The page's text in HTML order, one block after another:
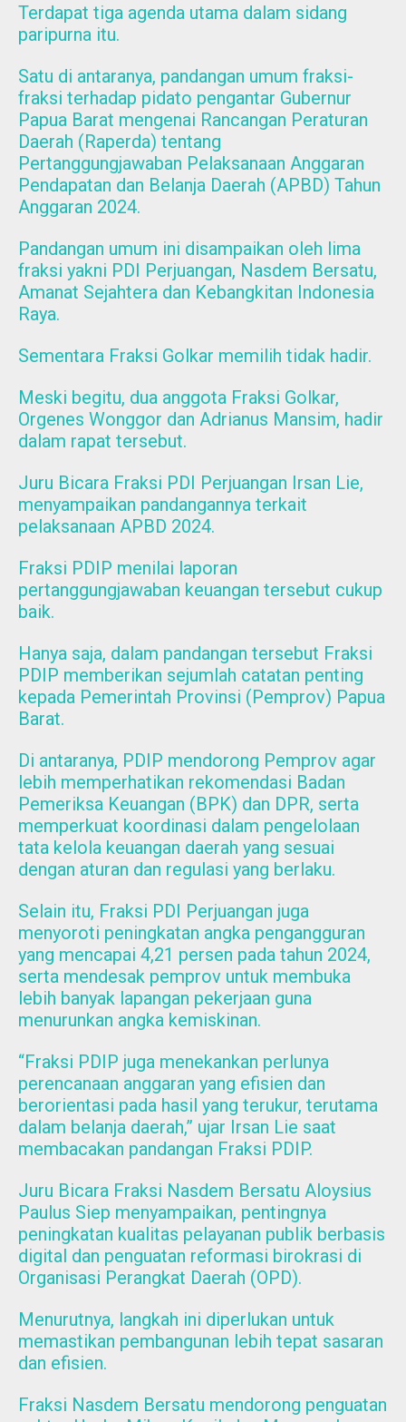
Terdapat tiga agenda utama dalam sidang
paripurna itu.
Satu di antaranya, pandangan umum fraksi-
fraksi terhadap pidato pengantar Gubernur
Papua Barat mengenai Rancangan Peraturan
Daerah (Raperda) tentang
Pertanggungjawaban Pelaksanaan Anggaran
Pendapatan dan Belanja Daerah (APBD) Tahun
Anggaran 2024.
Pandangan umum ini disampaikan oleh lima
fraksi yakni PDI Perjuangan, Nasdem Bersatu,
Amanat Sejahtera dan Kebangkitan Indonesia
Raya.
Sementara Fraksi Golkar memilih tidak hadir.
Meski begitu, dua anggota Fraksi Golkar,
Orgenes Wonggor dan Adrianus Mansim, hadir
dalam rapat tersebut.
Juru Bicara Fraksi PDI Perjuangan Irsan Lie,
menyampaikan pandangannya terkait
pelaksanaan APBD 2024.
Fraksi PDIP menilai laporan
pertanggungjawaban keuangan tersebut cukup
baik.
Hanya saja, dalam pandangan tersebut Fraksi
PDIP memberikan sejumlah catatan penting
kepada Pemerintah Provinsi (Pemprov) Papua
Barat.
Di antaranya, PDIP mendorong Pemprov agar
lebih memperhatikan rekomendasi Badan
Pemeriksa Keuangan (BPK) dan DPR, serta
memperkuat koordinasi dalam pengelolaan
tata kelola keuangan daerah yang sesuai
dengan aturan dan regulasi yang berlaku.
Selain itu, Fraksi PDI Perjuangan juga
menyoroti peningkatan angka pengangguran
yang mencapai 4,21 persen pada tahun 2024,
serta mendesak pemprov untuk membuka
lebih banyak lapangan pekerjaan guna
menurunkan angka kemiskinan.
“Fraksi PDIP juga menekankan perlunya
perencanaan anggaran yang efisien dan
berorientasi pada hasil yang terukur, terutama
dalam belanja daerah,” ujar Irsan Lie saat
membacakan pandangan Fraksi PDIP.
Juru Bicara Fraksi Nasdem Bersatu Aloysius
Paulus Siep menyampaikan, pentingnya
peningkatan kualitas pelayanan publik berbasis
digital dan penguatan reformasi birokrasi di
Organisasi Perangkat Daerah (OPD).
Menurutnya, langkah ini diperlukan untuk
memastikan pembangunan lebih tepat sasaran
dan efisien.
Fraksi Nasdem Bersatu mendorong penguatan